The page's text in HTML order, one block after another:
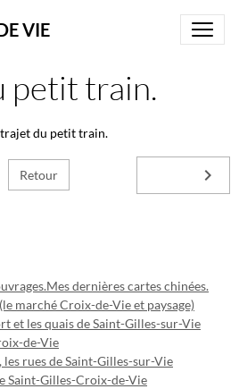
VIE
petit train.
Retour
Mes dernières cartes chinées.
marché Croix-de-Vie et paysage)
et les quais de Saint-Gilles-sur-Vie
de-Vie
les rues de Saint-Gilles-sur-Vie
Saint-Gilles-Croix-de-Vie